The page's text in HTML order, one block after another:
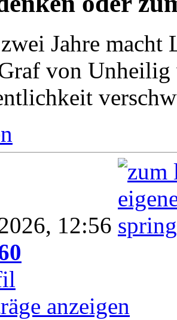
Jahre macht
von Unheilig
12:56
anzeigen